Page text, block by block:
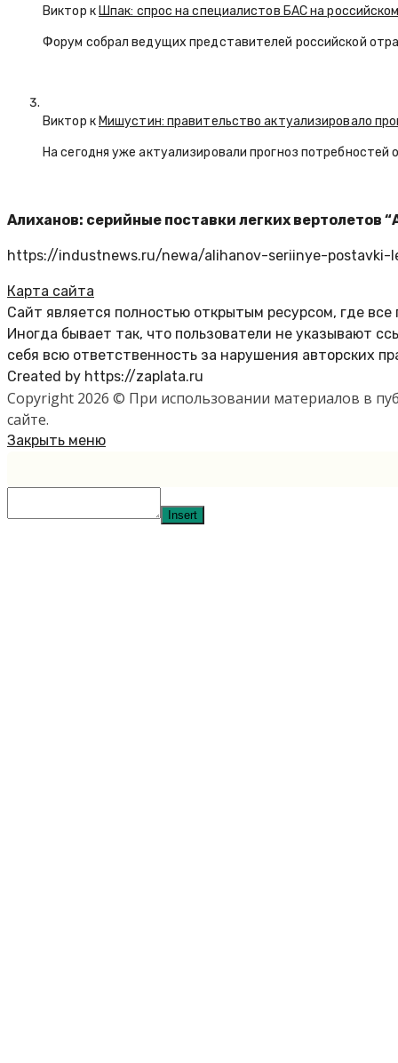
Виктор кШпак: спрос на специалистов БАС на
Форум собрал ведущих представителей российской
Виктор кМишустин: правительство актуализировало
На сегодня уже актуализировали прогноз
Алиханов: серийные поставки легких вертолетов
https://industnews.ru/newa/alihanov-seriinye-
Карта сайта
Сайт является полностью открытым ресурсом, где
Иногда бывает так, что пользователи не указывают
себя всю ответственность за нарушения авторских
Created by https://zaplata.ru
Copyright 2026 © При использовании материалов в
сайте.
Закрыть меню
Insert